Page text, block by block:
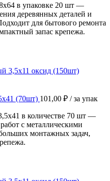
в упаковке 20 шт —
деревянных деталей и
для бытового ремонта
запас крепежа.
(70шт) 101,00 ₽ / за упак
в количестве 70 шт —
с металлическими
монтажных задач,